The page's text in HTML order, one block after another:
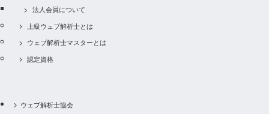
法人会員について
上級ウェブ解析士とは
ウェブ解析士マスターとは
認定資格
ウェブ解析士協会